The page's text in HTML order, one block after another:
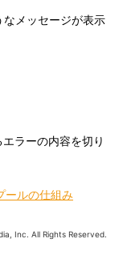
メッセージが表示
ラーの内容を切り
ールの仕組み
Inc. All Rights Reserved.